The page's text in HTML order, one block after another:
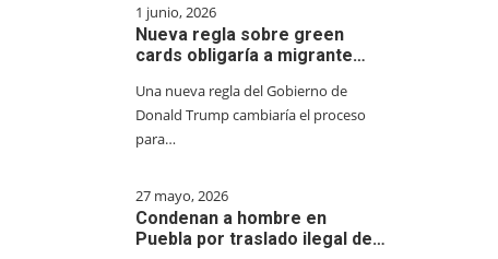
1 junio, 2026
Nueva regla sobre green
cards obligaría a migrante…
Una nueva regla del Gobierno de
Donald Trump cambiaría el proceso
para…
27 mayo, 2026
Condenan a hombre en
Puebla por traslado ilegal de…